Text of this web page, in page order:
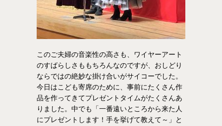
このご夫婦の音楽性の高さも、ワイヤーアート
のすばらしさももちろんなのですが、おしどり
ならではの絶妙な掛け合いがサイコーでした。
今日はこども寄席のために、事前にたくさん作
品を作ってきてプレゼントタイムがたくさんあ
りました。中でも「一番遠いところから来た人
にプレゼントします！手を挙げて教えて～」と